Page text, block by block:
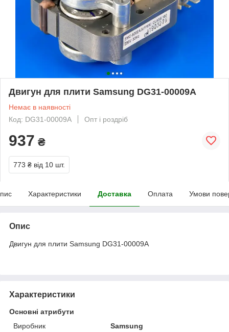
Двигун для плити Samsung DG31-00009A
Немає в наявності
Код: DG31-00009A
Опт і роздріб
937 ₴
773 ₴ від 10 шт.
Характеристики Доставка Оплата Умови
Опис
Двигун для плити Samsung DG31-00009A
Характеристики
Основні атрибути
Виробник
Samsung